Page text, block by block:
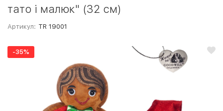
тато і малюк" (32 см)
Артикул: TR 19001
-35%